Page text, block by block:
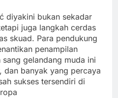
diyakini bukan sekadar
juga langkah cerdas
skuad. Para pendukung
penampilan
gelandang muda ini
dan banyak yang percaya
sukses tersendiri di